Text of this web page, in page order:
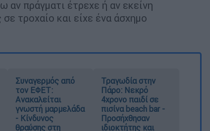
πράγματι έτρεχε ή αν εκείνη
τροχαίο και είχε ένα άσχημο
Συναγερμός από
τον ΕΦΕΤ:
Ανακαλείται
γνωστή μαρμελάδα
- Κίνδυνος
θραύσης στη
Τραγωδία στην
Πάρο: Νεκρό
4χρονο παιδί σε
πισίνα beach bar -
Προσήχθησαν
ιδιοκτήτης και